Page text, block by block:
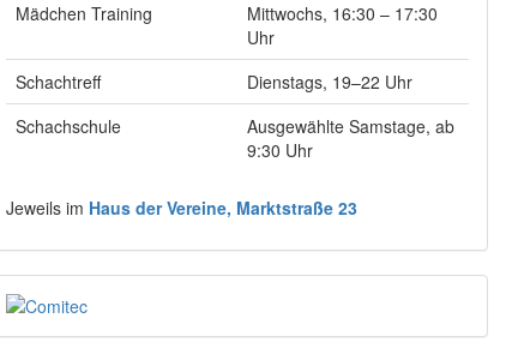
Mädchen Training
Mittwochs, 16:30 – 17:30
Uhr
Schachtreff
Dienstags, 19–22 Uhr
Schachschule
Ausgewählte Samstage, ab
9:30 Uhr
Jeweils im Haus der Vereine, Marktstraße 23